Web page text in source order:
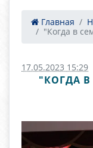
Главная
"Когда в
17.05.2023 15:29
"КОГДА В